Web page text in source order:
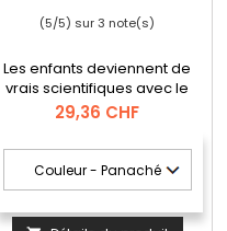
(5/5) sur3 note(s)
Les enfants deviennent de
vrais scientifiques avec le
Super Kit Scientifique 6 en 1,
expériences. Avec ce kit, les
enfants apprendront à créer
des explosions chimiques et
ainsi qu'une éruption
Prix
29,36 CHF